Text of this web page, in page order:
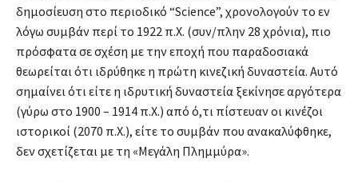
δημοσίευση στο περιοδικό “Science”, χρονολογούν το εν
λόγω συμβάν περί το 1922 π.Χ. (συν/πλην 28 χρόνια), πιο
πρόσφατα σε σχέση με την εποχή που παραδοσιακά
θεωρείται ότι ιδρύθηκε η πρώτη κινεζική δυναστεία. Αυτό
σημαίνει ότι είτε η ιδρυτική δυναστεία ξεκίνησε αργότερα
(γύρω στο 1900 – 1914 π.Χ.) από ό,τι πίστευαν οι κινέζοι
ιστορικοί (2070 π.Χ.), είτε το συμβάν που ανακαλύφθηκε,
δεν σχετίζεται με τη «Μεγάλη Πλημμύρα».